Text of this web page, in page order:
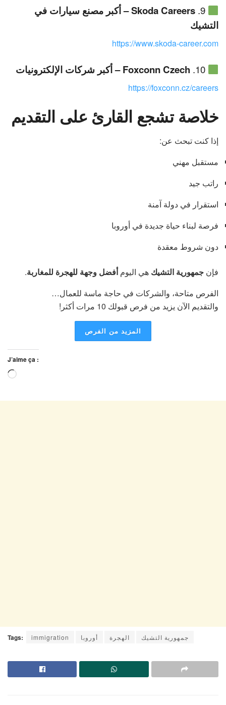
9.
Skoda Careers – أكبر مصنع سيارات في
التشيك
https://www.skoda-career.com
10. Foxconn Czech – أكبر شركات الإلكترونيات
https://foxconn.cz/careers
خلاصة تشجع القارئ على التقديم
إذا كنت تبحث عن:
مستقبل مهني
راتب جيد
استقرار في دولة آمنة
فرصة لبناء حياة جديدة في أوروبا
دون شروط معقدة
فإن جمهورية التشيك هي اليومأفضل وجهة للهجرة للمغاربة.
الفرص متاحة، والشركات في حاجة ماسة للعمال…
والتقديم الآن يزيد من فرص قبولك 10 مرات أكثر!
المزيد من الفرص
J’aime ça :
Tags: immigration أوروبا الهجرة جمهورية التشيك